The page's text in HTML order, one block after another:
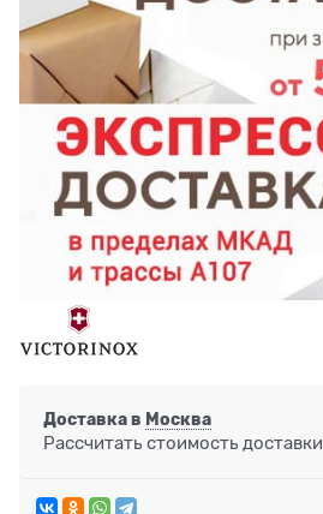
Доставка в Москва
Рассчитать стоимость доставки